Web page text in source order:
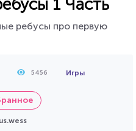
1 Часть
ребусы про первую
5456 Игры